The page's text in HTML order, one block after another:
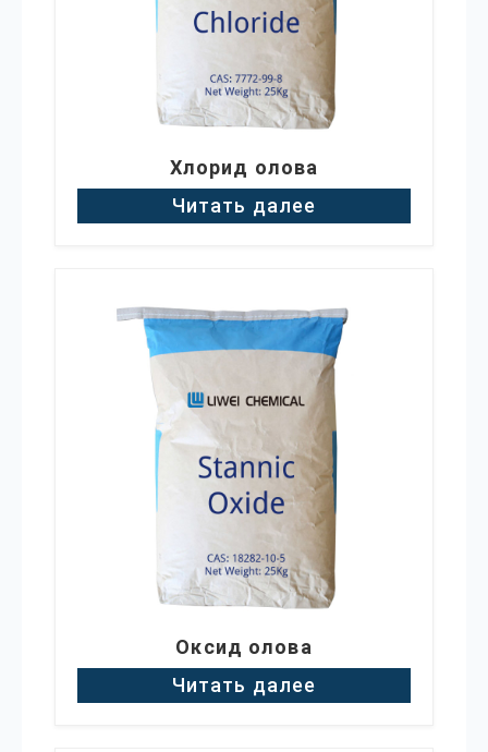
Хлорид олова
Читать далее
Оксид олова
Читать далее